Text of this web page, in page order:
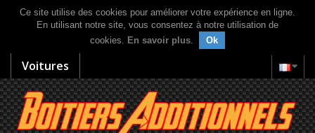
Ce site utilise des cookies pour améliorer votre expérience en ligne.
En utilisant notre site, vous consentez à notre utilisation de
cookies. En savoir plus. Ok
Voitures